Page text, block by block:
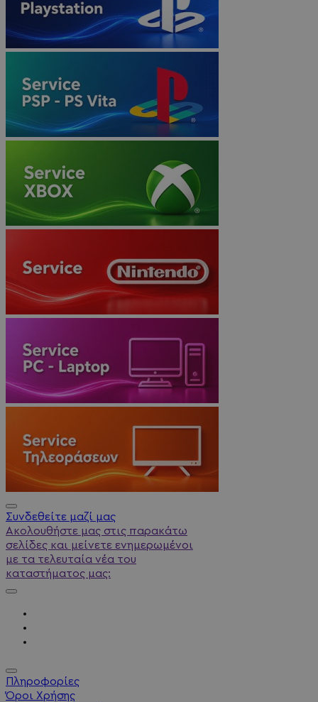
Συνδεθείτε μαζί μας
Ακολουθήστε μας στις παρακάτω
σελίδες και μείνετε ενημερωμένοι
με τα τελευταία νέα του
καταστήματος μας:
Πληροφορίες
Όροι Χρήσης